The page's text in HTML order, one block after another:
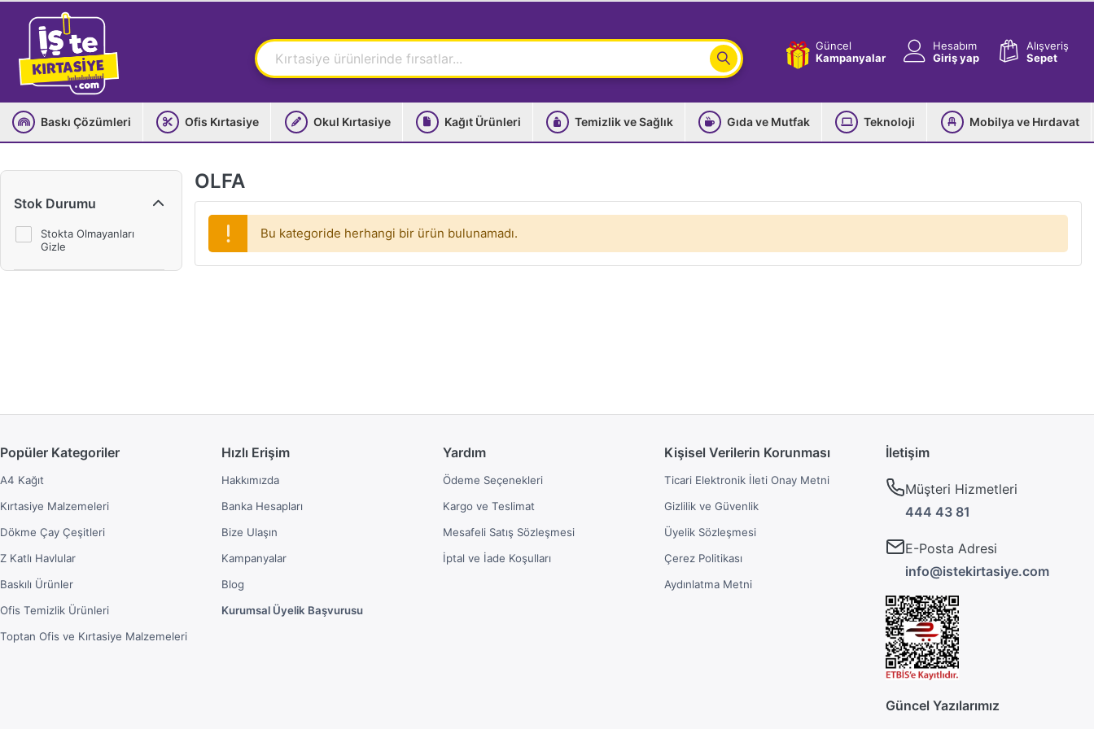
Güncel
Kampanyalar
Hesabım
Giriş yap
Alışveriş
Sepet
Baskı Çözümleri Ofis Kırtasiye Okul Kırtasiye Kağıt Ürünleri Temizlik ve Sağlık Gıda ve Mutfak Teknoloji Mobilya ve Hırdavat
Stok Durumu
Stokta Olmayanları
Gizle
OLFA
Bu kategoride herhangi bir ürün bulunamadı.
Popüler Kategoriler
A4 Kağıt
Kırtasiye Malzemeleri
Dökme Çay Çeşitleri
Z Katlı Havlular
Baskılı Ürünler
Ofis Temizlik Ürünleri
Toptan Ofis ve Kırtasiye Malzemeleri
Hızlı Erişim
Hakkımızda
Banka Hesapları
Bize Ulaşın
Kampanyalar
Blog
Kurumsal Üyelik Başvurusu
Yardım
Ödeme Seçenekleri
Kargo ve Teslimat
Mesafeli Satış Sözleşmesi
İptal ve İade Koşulları
Kişisel Verilerin Korunması
Ticari Elektronik İleti Onay Metni
Gizlilik ve Güvenlik
Üyelik Sözleşmesi
Çerez Politikası
Aydınlatma Metni
İletişim
Müşteri Hizmetleri
444 43 81
E-Posta Adresi
info@istekirtasiye.com
Güncel Yazılarımız